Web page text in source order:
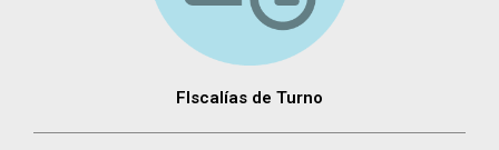
FIscalías de Turno